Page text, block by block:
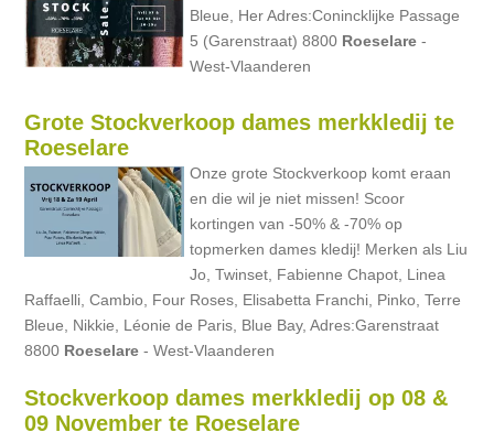
Bleue, Her Adres:Conincklijke Passage
5 (Garenstraat) 8800 Roeselare -
West-Vlaanderen
Grote Stockverkoop dames merkkledij te
Roeselare
Onze grote Stockverkoop komt eraan
en die wil je niet missen! Scoor
kortingen van -50% & -70% op
topmerken dames kledij! Merken als Liu
Jo, Twinset, Fabienne Chapot, Linea
Raffaelli, Cambio, Four Roses, Elisabetta Franchi, Pinko, Terre
Bleue, Nikkie, Léonie de Paris, Blue Bay, Adres:Garenstraat
8800 Roeselare - West-Vlaanderen
Stockverkoop dames merkkledij op 08 &
09 November te Roeselare